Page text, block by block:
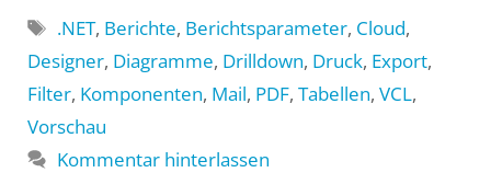
Schlagwörter
.NET, Berichte, Berichtsparameter, Cloud,
Designer, Diagramme, Drilldown, Druck, Export,
Filter, Komponenten, Mail, PDF, Tabellen, VCL,
Vorschau
Kommentar hinterlassen